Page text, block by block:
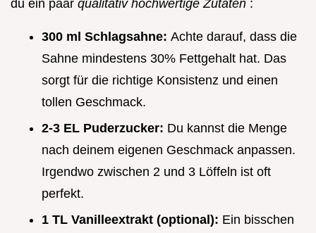
du ein paar qualitativ hochwertige Zutaten :
300 ml Schlagsahne: Achte darauf, dass die
Sahne mindestens 30% Fettgehalt hat. Das
sorgt für die richtige Konsistenz und einen
tollen Geschmack.
2-3 EL Puderzucker: Du kannst die Menge
nach deinem eigenen Geschmack anpassen.
Irgendwo zwischen 2 und 3 Löffeln ist oft
perfekt.
1 TL Vanilleextrakt (optional): Ein bisschen